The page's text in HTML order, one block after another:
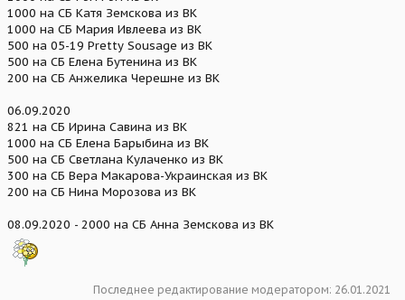
1000 на СБ Катя Земскова из ВК
1000 на СБ Мария Ивлеева из ВК
500 на 05-19 Pretty Sousage из ВК
500 на СБ Елена Бутенина из ВК
200 на СБ Анжелика Черешне из ВК
06.09.2020
821 на СБ Ирина Савина из ВК
1000 на СБ Елена Барыбина из ВК
500 на СБ Светлана Кулаченко из ВК
300 на СБ Вера Макарова-Украинская из ВК
200 на СБ Нина Морозова из ВК
08.09.2020 - 2000 на СБ Анна Земскова из ВК
Последнее редактирование модератором: 26.01.2021